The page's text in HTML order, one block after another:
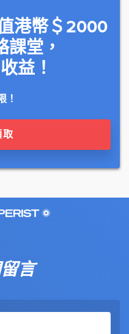
港幣＄2000
課堂，
益！
！
取
言